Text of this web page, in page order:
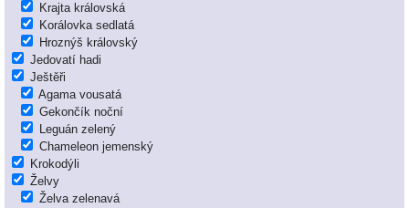
Krajta královská
Korálovka sedlatá
Hroznýš královský
Jedovatí hadi
Ještěři
Agama vousatá
Gekončík noční
Leguán zelený
Chameleon jemenský
Krokodýli
Želvy
Želva zelenavá